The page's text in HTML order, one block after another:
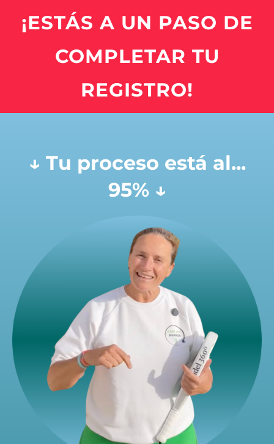
¡ESTÁS A UN PASO DE
COMPLETAR TU
REGISTRO!
↓ Tu proceso está al...
95% ↓